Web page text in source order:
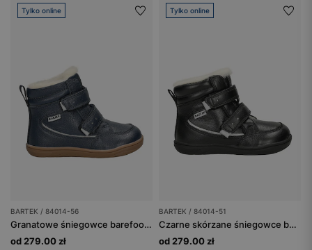
Tylko online
BARTEK / 84014-56
Granatowe śniegowce barefoot ocieplane wełną BARTEK 84014-56
od 279.00 zł
Tylko online
BARTEK / 84014-51
Czarne skórzane śniegowce barefoot ocieplane naturalną wełną BARTEK 84014-51
od 279.00 zł